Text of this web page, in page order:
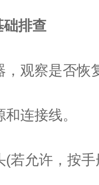
础排查
观察是否恢
连接线。
允许，按手